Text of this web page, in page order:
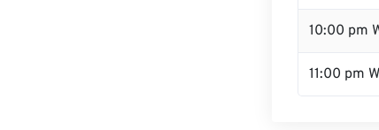
10:00 pm
11:00 pm